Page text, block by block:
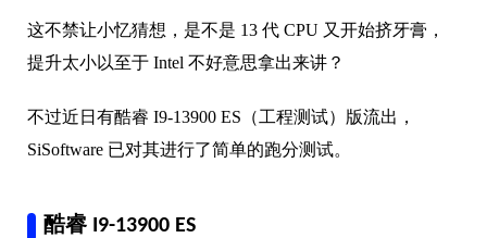
这不禁让小忆猜想，是不是 13 代 CPU 又开始挤牙膏，
提升太小以至于 Intel 不好意思拿出来讲？
不过近日有酷睿 I9-13900 ES（工程测试）版流出，
SiSoftware 已对其进行了简单的跑分测试。
酷睿 I9-13900 ES